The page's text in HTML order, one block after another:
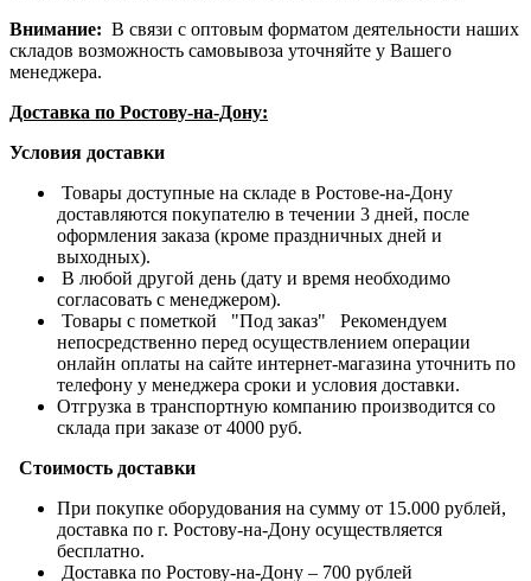
Внимание: В связи с оптовым форматом деятельности наших
складов возможность самовывоза уточняйте у Вашего
менеджера.
Доставка по Ростову-на-Дону:
Условия доставки
Товары доступные на складе в Ростове-на-Дону
доставляются покупателю в течении 3 дней, после
оформления заказа (кроме праздничных дней и
выходных).
В любой другой день (дату и время необходимо
согласовать с менеджером).
Товары с пометкой "Под заказ" Рекомендуем
непосредственно перед осуществлением операции
онлайн оплаты на сайте интернет-магазина уточнить по
телефону у менеджера сроки и условия доставки.
Отгрузка в транспортную компанию производится со
склада при заказе от 4000 руб.
Стоимость доставки
При покупке оборудования на сумму от 15.000 рублей,
доставка по г. Ростову-на-Дону осуществляется
бесплатно.
Доставка по Ростову-на-Дону – 700 рублей